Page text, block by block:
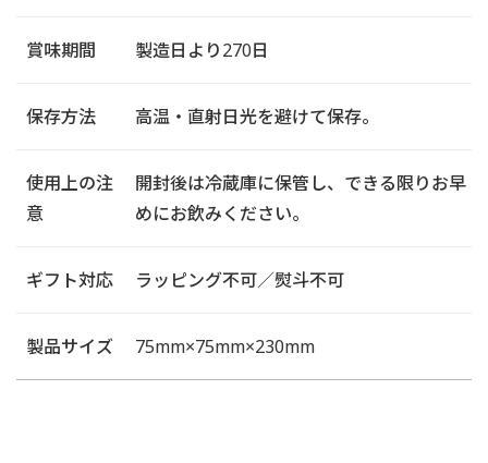
賞味期間 製造日より270日
保存方法 高温・直射日光を避けて保存。
使用上の注
意
開封後は冷蔵庫に保管し、できる限りお早
めにお飲みください。
ギフト対応 ラッピング不可／熨斗不可
製品サイズ 75mm×75mm×230mm